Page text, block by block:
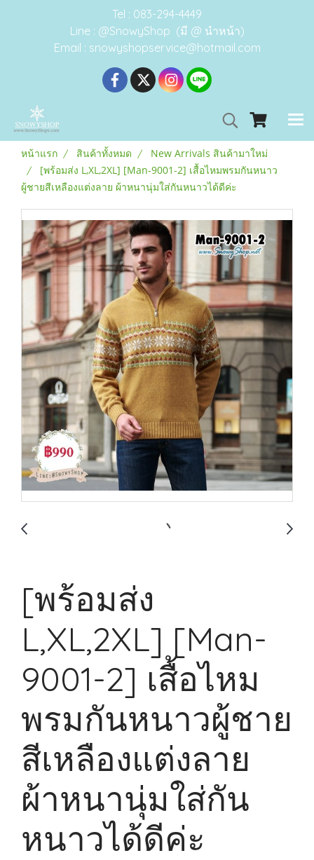
Tel : 083-294-4449
Line : @SnowyShop (มี @ นำหน้า)
Email : snowyshopservice@hotmail.com
หน้าแรก สินค้าทั้งหมด
New Arrivals สินค้ามาใหม่
[พร้อมส่ง L,XL,2XL] [Man-9001-2] เสื้อไหมพรมกันหนาว
ผู้ชายสีเหลืองแต่งลาย ผ้าหนานุ่มใส่กันหนาวได้ดีค่ะ
[พร้อมส่ง
L,XL,2XL] [Man-
9001-2] เสื้อไหม
พรมกันหนาวผู้ชาย
สีเหลืองแต่งลาย
ผ้าหนานุ่มใส่กัน
หนาวได้ดีค่ะ